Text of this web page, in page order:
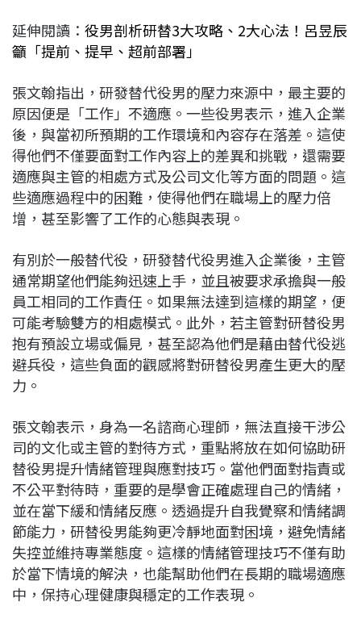
延伸閱讀： 役男剖析研替3大攻略、2大心法！呂昱辰
籲「提前、提早、超前部署」
張文翰指出，研發替代役男的壓力來源中，最主要的
原因便是「工作」不適應。一些役男表示，進入企業
後，與當初所預期的工作環境和內容存在落差。這使
得他們不僅要面對工作內容上的差異和挑戰，還需要
適應與主管的相處方式及公司文化等方面的問題。這
些適應過程中的困難，使得他們在職場上的壓力倍
增，甚至影響了工作的心態與表現。
有別於一般替代役，研發替代役男進入企業後，主管
通常期望他們能夠迅速上手，並且被要求承擔與一般
員工相同的工作責任。如果無法達到這樣的期望，便
可能考驗雙方的相處模式。此外，若主管對研替役男
抱有預設立場或偏見，甚至認為他們是藉由替代役逃
避兵役，這些負面的觀感將對研替役男產生更大的壓
力。
張文翰表示，身為一名諮商心理師，無法直接干涉公
司的文化或主管的對待方式，重點將放在如何協助研
替役男提升情緒管理與應對技巧。當他們面對指責或
不公平對待時，重要的是學會正確處理自己的情緒，
並在當下緩和情緒反應。透過提升自我覺察和情緒調
節能力，研替役男能夠更冷靜地面對困境，避免情緒
失控並維持專業態度。這樣的情緒管理技巧不僅有助
於當下情境的解決，也能幫助他們在長期的職場適應
中，保持心理健康與穩定的工作表現。